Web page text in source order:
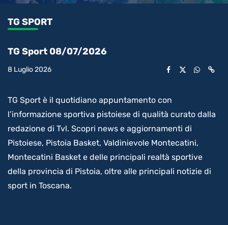
l’audio0.78%
in-
TG SPORT
TG Sport 08/07/2026
8 Luglio 2026
TG Sport è il quotidiano appuntamento con
l’informazione sportiva pistoiese di qualità curato dalla
redazione di Tvl. Scopri news e aggiornamenti di
Pistoiese, Pistoia Basket, Valdinievole Montecatini,
Montecatini Basket e delle principali realtà sportive
della provincia di Pistoia, oltre alle principali notizie di
sport in Toscana.